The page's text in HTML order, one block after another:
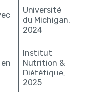
Université
du Michigan,
2024
Institut
Nutrition &
Diététique,
2025